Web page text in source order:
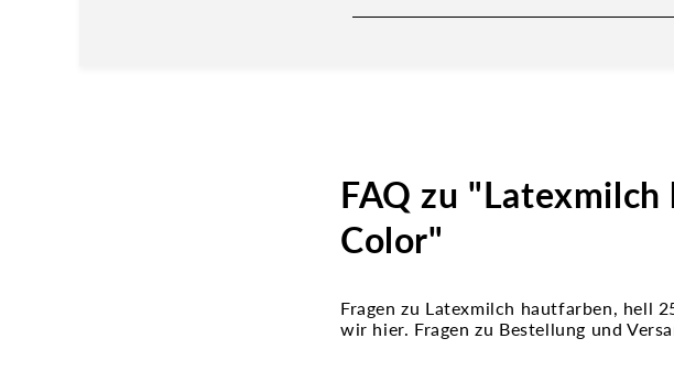
FAQ zu
Color"
Fragen zu Latexmilch hautfarben, hell
wir hier. Fragen zu Bestellung und